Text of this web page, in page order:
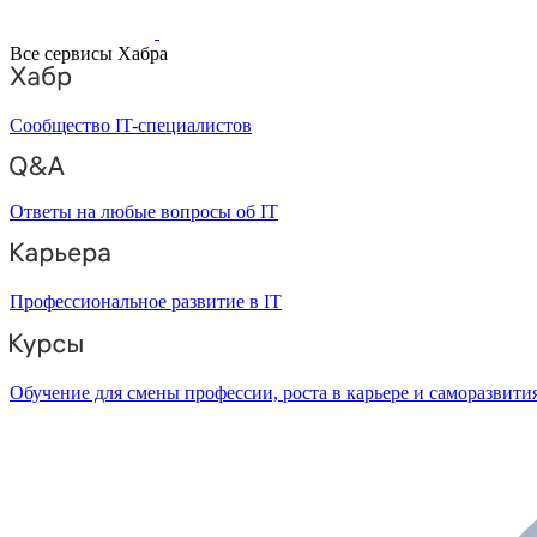
Все сервисы Хабра
Сообщество IT-специалистов
Ответы на любые вопросы об IT
Профессиональное развитие в IT
Обучение для смены профессии, роста в карьере и